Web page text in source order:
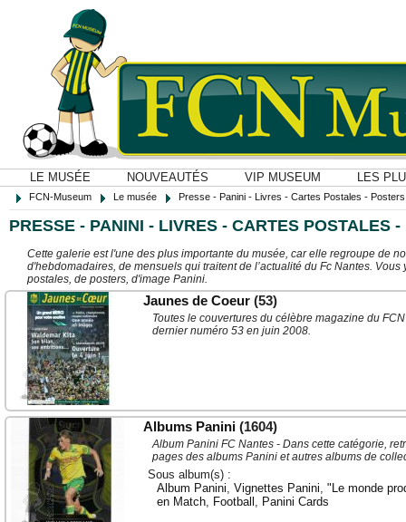
LE MUSÉE NOUVEAUTÉS VIP MUSEUM LES
FCN-Museum Le musée Presse - Panini - Livres - Cartes Postales -
PRESSE - PANINI - LIVRES - CARTES POSTALES
Cette galerie est l'une des plus importante du musée, car elle regroupe de
d'hebdomadaires, de mensuels qui traitent de l’actualité du Fc Nantes.
postales, de posters, d'image Panini.
Jaunes de Coeur (53)
Toutes le couvertures du célèbre magazine du
dernier numéro 53 en juin 2008.
Albums Panini (1604)
Album Panini FC Nantes - Dans cette catégorie,
pages des albums Panini et autres albums de
Sous album(s) :
Album Panini, Vignettes Panini, "Le monde
en Match, Football , Panini Cards